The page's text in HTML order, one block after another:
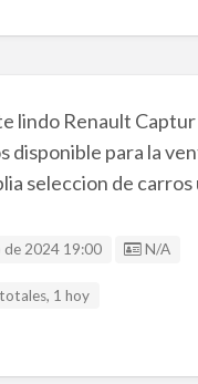
lindo Renault
disponible para la
seleccion de carros
de 2024 19:00 Listing ID
N/A
1 hoy